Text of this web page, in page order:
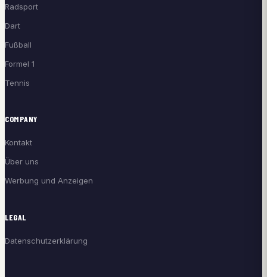
Radsport
Dart
Fußball
Formel 1
Tennis
COMPANY
Kontakt
Über uns
Werbung und Anzeigen
LEGAL
Datenschutzerklärung